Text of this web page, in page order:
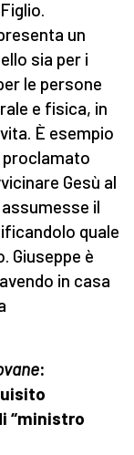
un
sia per i
le persone
e fisica, in
È esempio
proclamato
Gesù al
il
quale
Giuseppe è
in casa
:
“ministro